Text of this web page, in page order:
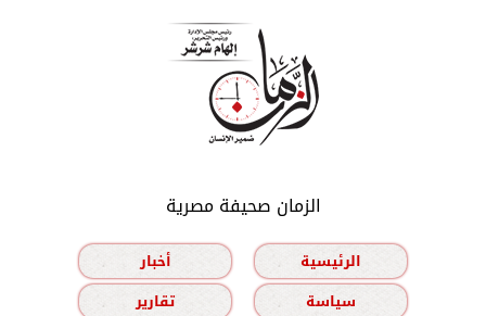
الزمان صحيفة مصرية
الرئيسية
أخبار
سياسة
تقارير